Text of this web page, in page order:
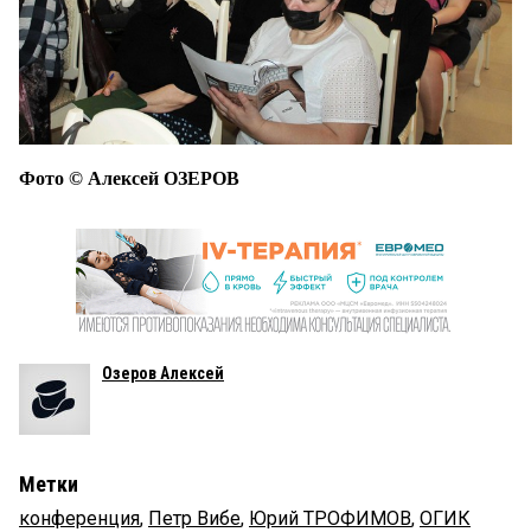
Фото © Алексей ОЗЕРОВ
Озеров Алексей
Метки
конференция, Петр Вибе, Юрий ТРОФИМОВ, ОГИК